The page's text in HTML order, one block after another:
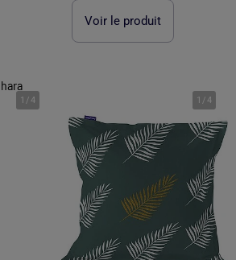
Voir le produit
1 /4 1 /4